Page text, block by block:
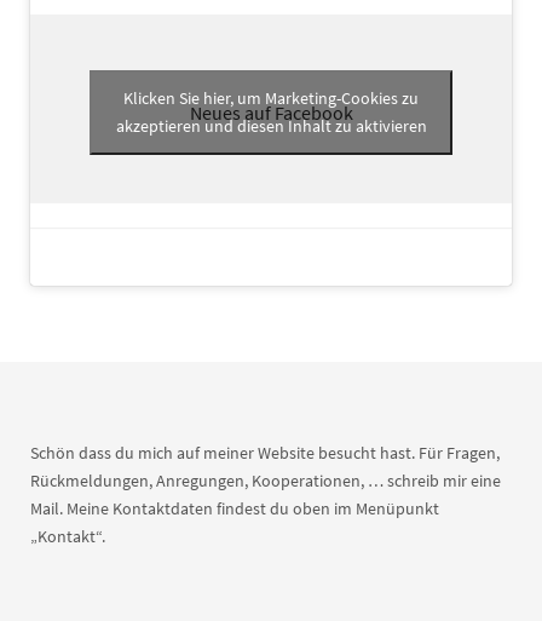
Neues auf Facebook
Klicken Sie hier, um Marketing-Cookies zu
akzeptieren und diesen Inhalt zu aktivieren
Schön dass du mich auf meiner Website besucht hast. Für Fragen,
Rückmeldungen, Anregungen, Kooperationen, … schreib mir eine
Mail. Meine Kontaktdaten findest du oben im Menüpunkt
„Kontakt“.